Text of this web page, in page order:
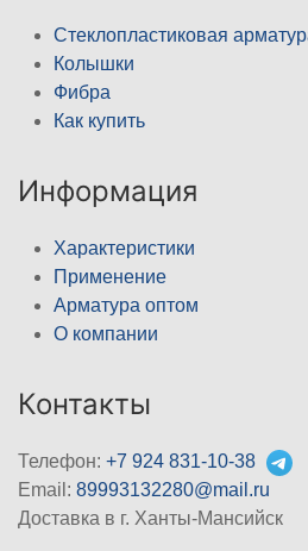
Стеклопластиковая
Колышки
Фибра
Как купить
Информация
Характеристики
Применение
Арматура оптом
О компании
Контакты
Телефон: +7 924 831-10-38
Email: 89993132280@mail.ru
Доставка в г. Ханты-Мансийск